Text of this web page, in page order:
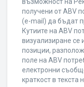
получени от ABV
(e-mail) да бъдат
Кутиите на ABV
визуализиране
позиции,
поле на ABV
електронни
краткост в